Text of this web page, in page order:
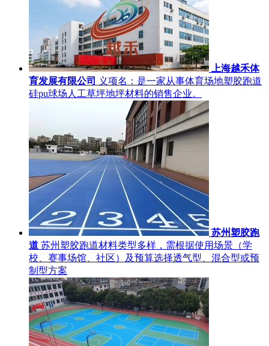
上海越禾体
育发展有限公司
义项名：是一家从事体育场地塑胶跑道
硅pu球场人工草坪地坪材料的销售企业。
苏州塑胶跑
道 苏州塑胶跑道材料类型多样，需根据使用场景（学
校、赛事场馆、社区）及预算选择透气型、混合型或预
制型方案